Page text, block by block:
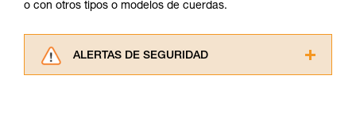
o con otros tipos o modelos de cuerdas.
ALERTAS DE SEGURIDAD